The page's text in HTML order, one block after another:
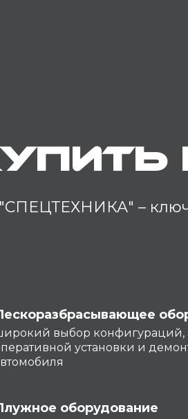
–
выбор конфигураций,
установки и
оборудование